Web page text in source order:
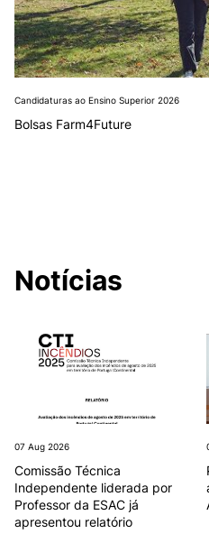
Candidaturas ao Ensino Superior 2026
Bolsas Farm4Future
Notícias
07 Aug 2026
Comissão Técnica
Independente liderada por
Professor da ESAC já
apresentou relatório